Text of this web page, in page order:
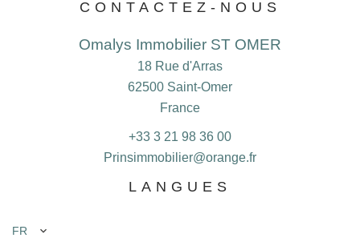
CONTACTEZ-NOUS
Omalys Immobilier ST OMER
18 Rue d'Arras
62500 Saint-Omer
France
+33 3 21 98 36 00
Prinsimmobilier@orange.fr
LANGUES
FR